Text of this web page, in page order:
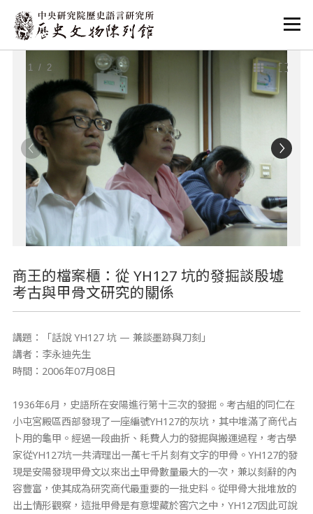
:::
:::
1/ 2
商王的檔案櫃：從 YH127 坑的發掘談殷墟
考古與甲骨文研究的關係
講題：「話說 YH127 坑 — 兼談墨跡與刀刻」
講者：李永迪先生
時間：2006年07月08日
1936年6月，史語所在安陽進行第十三次的發掘。考古組的同仁在
小屯宮殿區西部發現了一座編號YH127的灰坑，其中堆滿了商代占
卜用的龜甲。經過一段曲折、耗費人力的發掘與搬運過程，考古學
家從YH127坑一共清理出一萬七千片刻有文字的甲骨。YH127的發
現是安陽發現甲骨文以來出土甲骨數量最大的一次，兼以刻辭的內
容豐富，使其成為研究商代最重要的一批史料。從甲骨大批堆放的
出土情形觀察，這批甲骨是有意埋藏於窖穴之中，YH127因此可說